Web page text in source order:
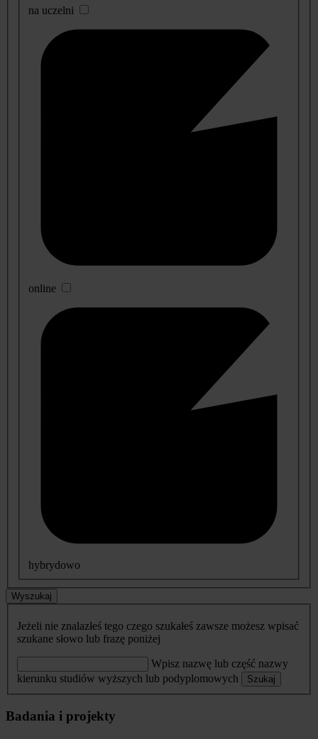
na uczelni
online
hybrydowo
Wyszukaj
Jeżeli nie znalazłeś tego czego szukałeś zawsze możesz wpisać
szukane słowo lub frazę poniżej
Wpisz nazwę lub część nazwy
kierunku studiów wyższych lub podyplomowych
Szukaj
Badania i projekty